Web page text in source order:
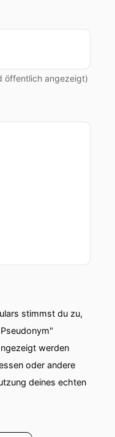
öffentlich angezeigt)
stimmst du zu,
werden
oder andere
deines echten